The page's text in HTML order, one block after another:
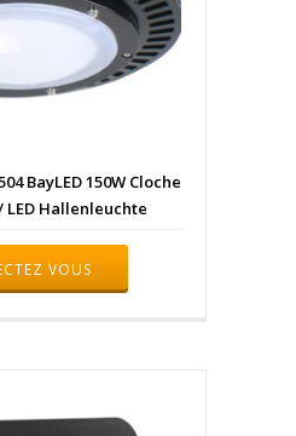
BayLED 150W Cloche
Hallenleuchte
VOUS